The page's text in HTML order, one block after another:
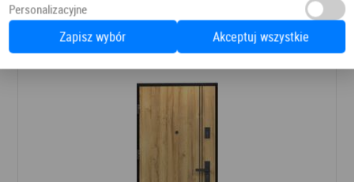
990,00 PLN841,50 PLN
Dodaj do ulubionych
Personalizacyjne
Zapisz wybór Akceptuj wszystkie